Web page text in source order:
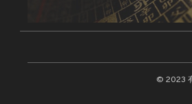
© 2023